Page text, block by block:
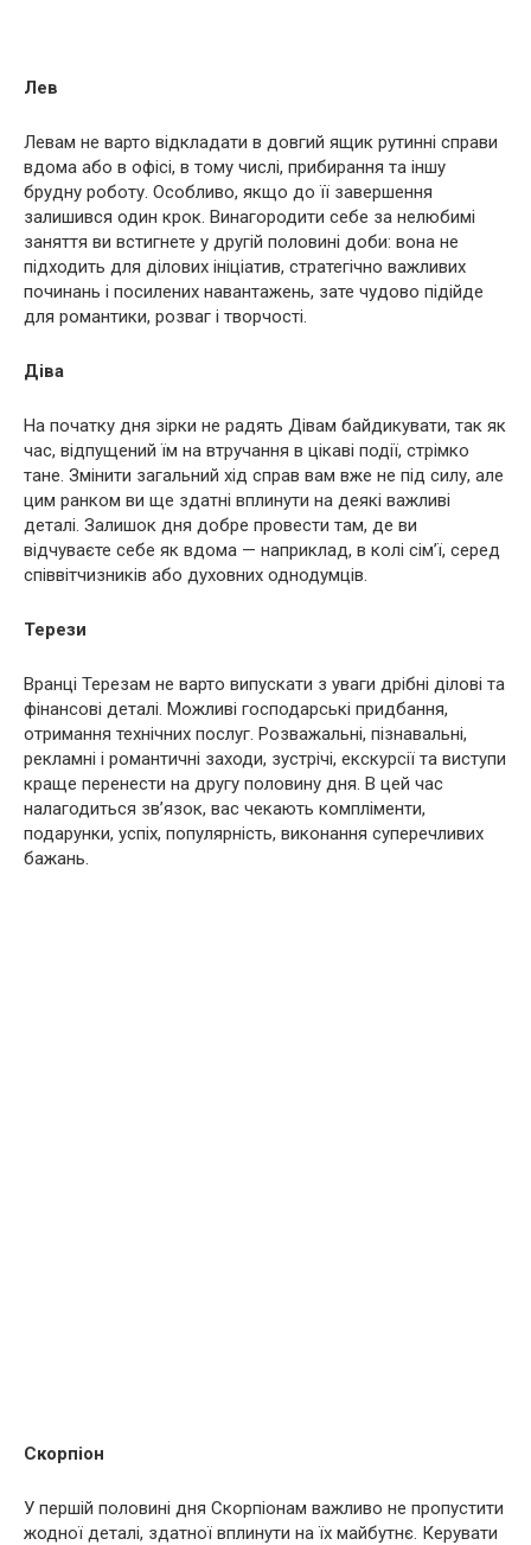
Лев
Левам не варто відкладати в довгий ящик рутинні справи
вдома або в офісі, в тому числі, прибирання та іншу
брудну роботу. Особливо, якщо до її завершення
залишився один крок. Винагородити себе за нелюбимі
заняття ви встигнете у другій половині доби: вона не
підходить для ділових ініціатив, стратегічно важливих
починань і посилених навантажень, зате чудово підійде
для романтики, розваг і творчості.
Діва
На початку дня зірки не радять Дівам байдикувати, так як
час, відпущений їм на втручання в цікаві події, стрімко
тане. Змінити загальний хід справ вам вже не під силу, але
цим ранком ви ще здатні вплинути на деякі важливі
деталі. Залишок дня добре провести там, де ви
відчуваєте себе як вдома — наприклад, в колі сім’ї, серед
співвітчизників або духовних однодумців.
Терези
Вранці Терезам не варто випускати з уваги дрібні ділові та
фінансові деталі. Можливі господарські придбання,
отримання технічних послуг. Розважальні, пізнавальні,
рекламні і романтичні заходи, зустрічі, екскурсії та виступи
краще перенести на другу половину дня. В цей час
налагодиться зв’язок, вас чекають компліменти,
подарунки, успіх, популярність, виконання суперечливих
бажань.
Скорпіон
У першій половині дня Скорпіонам важливо не пропустити
жодної деталі, здатної вплинути на їх майбутнє. Керувати